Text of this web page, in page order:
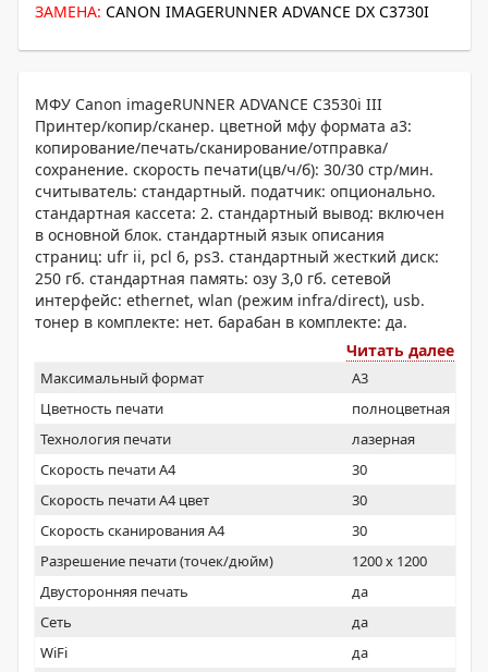
ЗАМЕНА: CANON IMAGERUNNER ADVANCE DX C3730I
МФУ Canon imageRUNNER ADVANCE C3530i III
Принтер/копир/сканер. цветной мфу формата a3:
копирование/печать/сканирование/отправка/
сохранение. скорость печати(цв/ч/б): 30/30 стр/мин.
считыватель: стандартный. податчик: опционально.
стандартная кассета: 2. стандартный вывод: включен
в основной блок. стандартный язык описания
страниц: ufr ii, pcl 6, ps3. стандартный жесткий диск:
250 гб. стандартная память: озу 3,0 гб. сетевой
интерфейс: ethernet, wlan (режим infra/direct), usb.
тонер в комплекте: нет. барабан в комплекте: да.
Читать далее
Максимальный формат
A3
Цветность печати
полноцветная
Технология печати
лазерная
Скорость печати А4
30
Скорость печати А4 цвет
30
Скорость сканирования А4
30
Разрешение печати (точек/дюйм)
1200 x 1200
Двусторонняя печать
да
Сеть
да
WiFi
да